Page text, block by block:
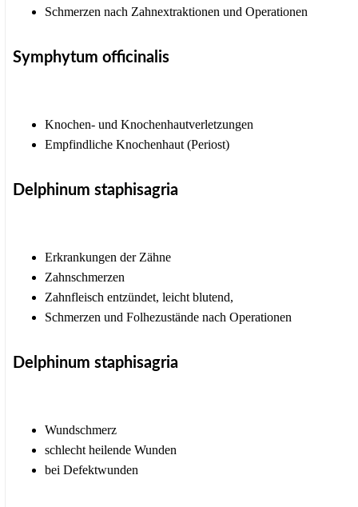
Schmerzen nach Zahnextraktionen und Operationen
Symphytum officinalis
Knochen- und Knochenhautverletzungen
Empfindliche Knochenhaut (Periost)
Delphinum staphisagria
Erkrankungen der Zähne
Zahnschmerzen
Zahnfleisch entzündet, leicht blutend,
Schmerzen und Folhezustände nach Operationen
Delphinum staphisagria
Wundschmerz
schlecht heilende Wunden
bei Defektwunden